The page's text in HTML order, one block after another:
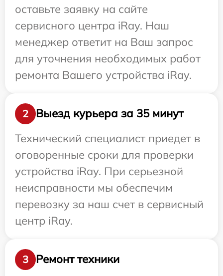
оставьте заявку на сайте
сервисного центра iRay. Наш
менеджер ответит на Ваш запрос
для уточнения необходимых работ
ремонта Вашего устройства iRay.
2
Выезд курьера за 35 минут
Технический специалист приедет в
оговоренные сроки для проверки
устройства iRay. При серьезной
неисправности мы обеспечим
перевозку за наш счет в сервисный
центр iRay.
3 Ремонт техники